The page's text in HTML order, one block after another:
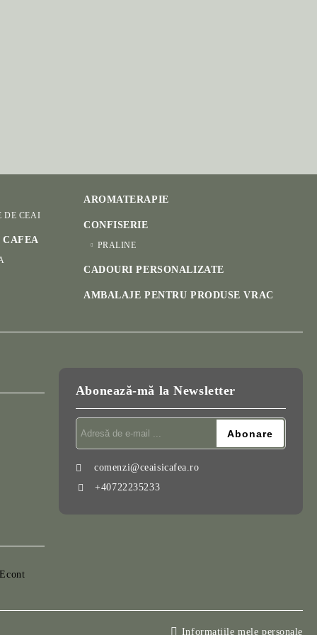
DE CEAI
CAFEA
AROMATERAPIE
CONFISERIE
PRALINE
CADOURI PERSONALIZATE
AMBALAJE PENTRU PRODUSE VRAC
Abonează-mă la Newsletter
comenzi@ceaisicafea.ro
+40722235233
Informatiile mele personale